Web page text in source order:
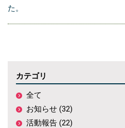
た。
カテゴリ
全て
お知らせ (32)
活動報告 (22)